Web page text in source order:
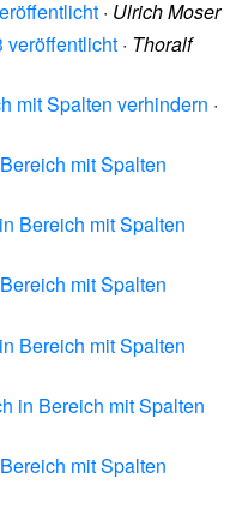
· Ulrich Moser
veröffentlicht · Thoralf
mit Spalten verhindern ·
mit Spalten
Bereich mit Spalten
mit Spalten
Bereich mit Spalten
in Bereich mit Spalten
mit Spalten